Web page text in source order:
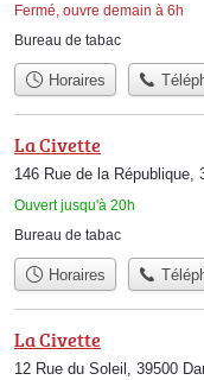
Fermé, ouvre demain à 6h
Bureau de tabac
Horaires
La Civette
146 Rue de la République,
Ouvert jusqu'à 20h
Bureau de tabac
Horaires
La Civette
12 Rue du Soleil, 39500